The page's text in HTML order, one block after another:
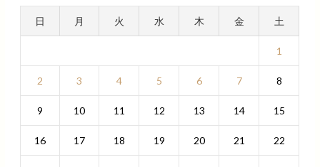
日 月 火 水 木 金 土
1
2 3 4 5 6 7 8
9 10 11 12 13 14 15
16 17 18 19 20 21 22